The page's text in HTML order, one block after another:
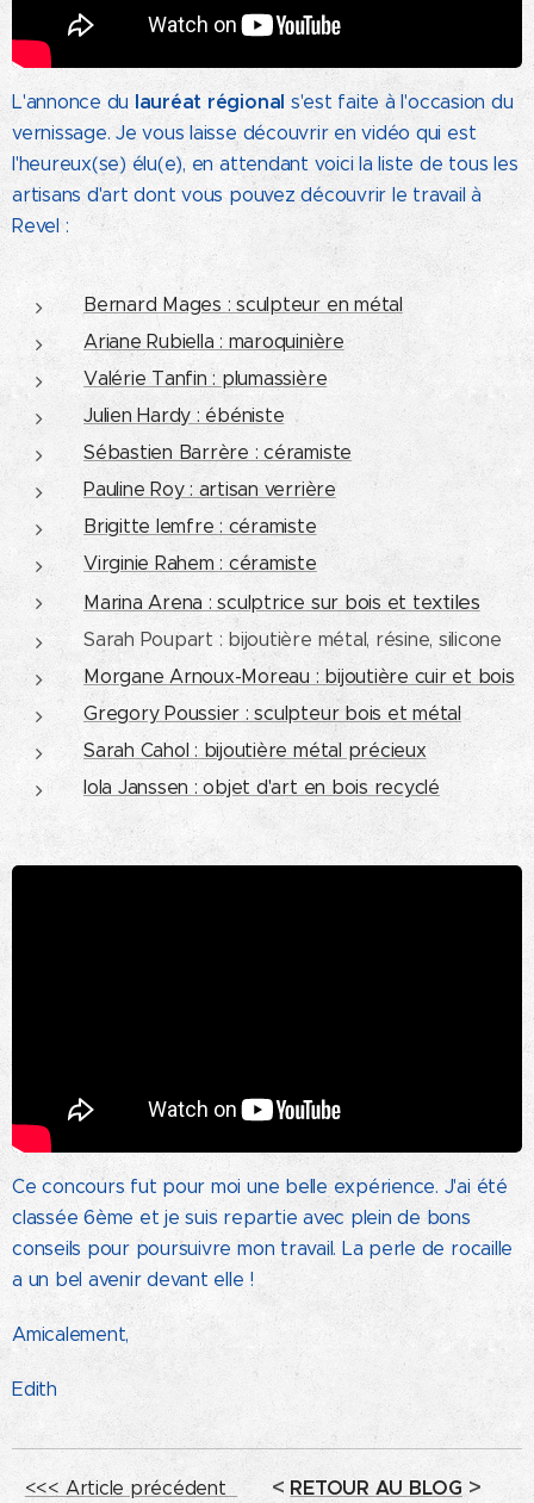
L'annonce du lauréat régional s'est faite à l'occasion du
vernissage. Je vous laisse découvrir en vidéo qui est
l'heureux(se) élu(e), en attendant voici la liste de tous les
artisans d'art dont vous pouvez découvrir le travail à
Revel :
Bernard Mages : sculpteur en métal
Ariane Rubiella : maroquinière
Valérie Tanfin : plumassière
Julien Hardy : ébéniste
Sébastien Barrère : céramiste
Pauline Roy : artisan verrière
Brigitte Iemfre : céramiste
Virginie Rahem : céramiste
Marina Arena : sculptrice sur bois et textiles
Sarah Poupart : bijoutière métal, résine, silicone
Morgane Arnoux-Moreau : bijoutière cuir et bois
Gregory Poussier : sculpteur bois et métal
Sarah Cahol : bijoutière métal précieux
Iola Janssen : objet d'art en bois recyclé
Ce concours fut pour moi une belle expérience. J'ai été
classée 6ème et je suis repartie avec plein de bons
conseils pour poursuivre mon travail. La perle de rocaille
a un bel avenir devant elle !
Amicalement,
Edith
<<< Article précédent < RETOUR AU BLOG >